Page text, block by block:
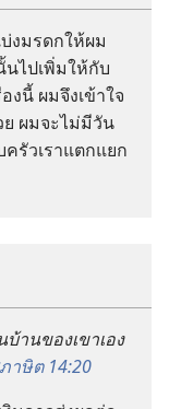
งมรดกให้ผม
นไปเพิ่มให้กับ
องนี้ ผมจึงเข้าใจ
ผมจะไม่มีวัน
ครัวเราแตกแยก
บ้านของเขาเอง
าษิต 14:20